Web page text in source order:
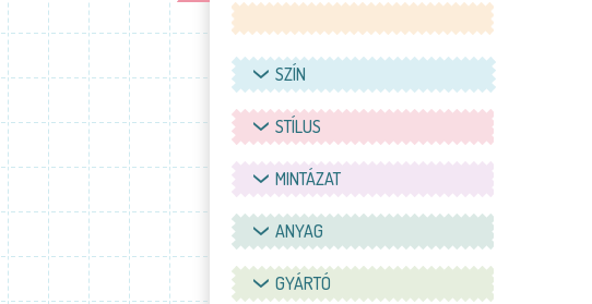
SZÍN
STÍLUS
MINTÁZAT
ANYAG
GYÁRTÓ